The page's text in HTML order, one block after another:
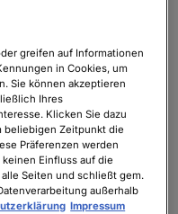
greifen auf Informationen
in Cookies, um
Sie können akzeptieren
Ihres
Klicken Sie dazu
beliebigen Zeitpunkt die
Präferenzen werden
Einfluss auf die
Seiten und schließt gem.
außerhalb
Impressum